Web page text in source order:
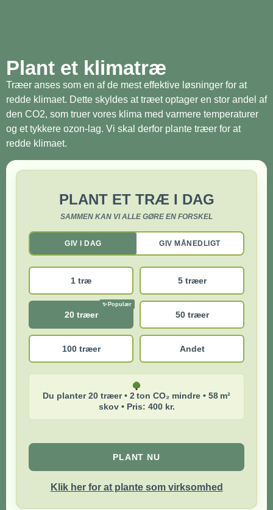
Plant et klimatræ
Træer anses som en af de mest effektive løsninger for at
redde klimaet. Dette skyldes at træet optager en stor andel af
den CO2, som truer vores klima med varmere temperaturer
og et tykkere ozon-lag. Vi skal derfor plante træer for at
redde klimaet.
PLANT ET TRÆ I DAG
SAMMEN KAN VI ALLE GØRE EN FORSKEL
GIV I DAG GIV MÅNEDLIGT
1 træ 5 træer
20 træer 50 træer
100 træer Andet
Du planter 20 træer • 2 ton CO₂ mindre • 58 m²
skov • Pris: 400 kr.
PLANT NU
Klik her for at plante som virksomhed